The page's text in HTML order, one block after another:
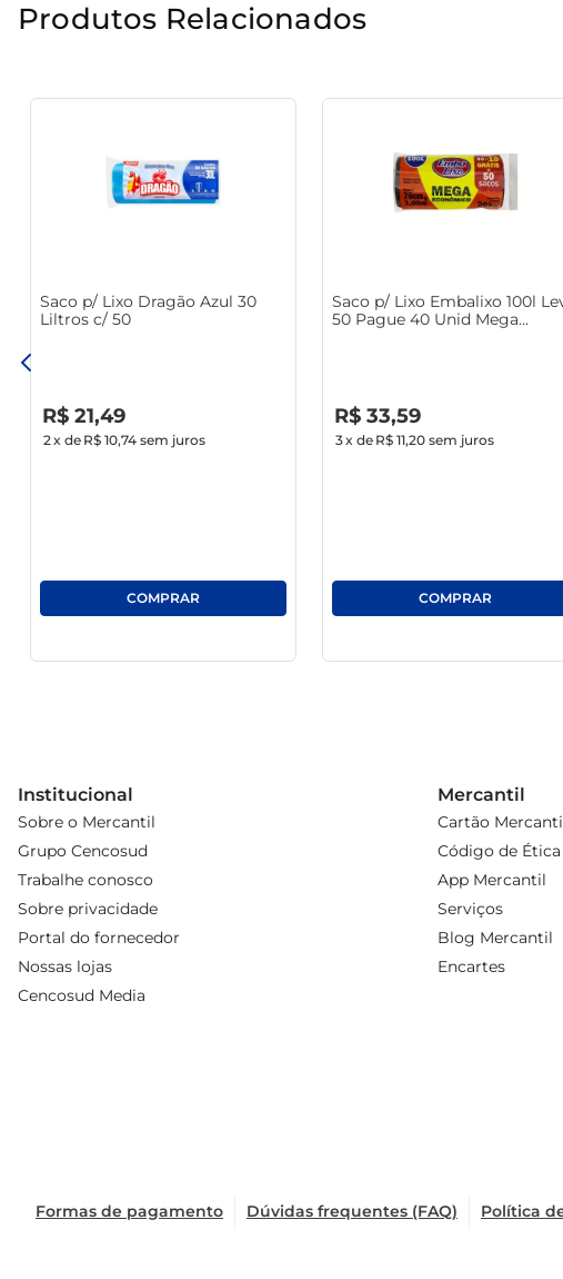
redução do desperdício e auxilia na preservação dos
peso de diversos tipos de lixo, evitando rasgos e vazamentos
Além de serem perfeitos para o uso doméstico, os sacos para
adaptação a diferentes situações torna a organização do
Produtos Relacionados
Saco p/ Lixo Dragão Azul 30
Liltros c/ 50
R$ 21,49
2x de R$ 10,74 sem juros
Saco p/ Lixo Embalixo 100l
50 Pague 40 Unid Mega
R$ 33,59
3x de R$ 11,20sem juros
Institucional
Sobre o Mercantil
Grupo Cencosud
Trabalhe conosco
Sobre privacidade
Portal do fornecedor
Nossas lojas
Cencosud Media
Mercantil
Cartão
Código de Ética
App Mercantil
Serviços
Blog Mercantil
Encartes
Formas de pagamento Dúvidas frequentes (FAQ) Política